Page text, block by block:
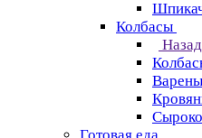
Колбасы
Назад